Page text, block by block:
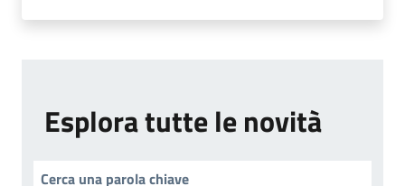
Esplora tutte le novità